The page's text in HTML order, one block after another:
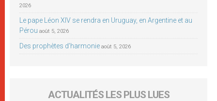
2026
Le pape Léon XIV se rendra en Uruguay, en Argentine et au
Pérou août 5, 2026
Des prophètes d’harmonie août 5, 2026
ACTUALITÉS LES PLUS LUES